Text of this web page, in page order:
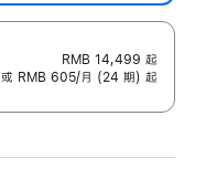
RMB 14,499 起
或 RMB 605/月 (24 期) 起